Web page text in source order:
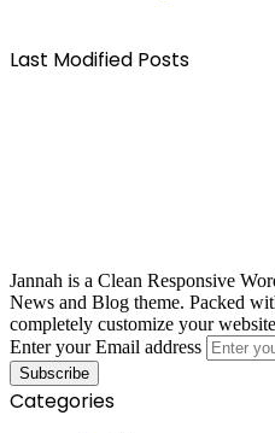
Last Modified Posts
Jannah is a Clean Responsive
News and Blog theme. Packed
completely customize your
Enter your Email address
Categories